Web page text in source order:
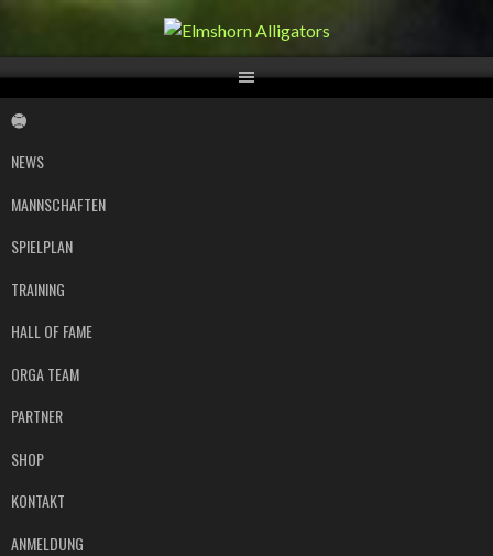
Inhalt
NEWS
MANNSCHAFTEN
SPIELPLAN
TRAINING
HALL OF FAME
ORGA TEAM
PARTNER
SHOP
KONTAKT
ANMELDUNG